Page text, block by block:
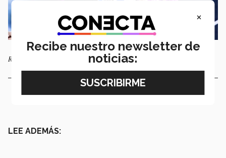
Rebeca Bernal levantó su tercera copa con Rayadas. Foto: Rayadas
LEE ADEMÁS:
×
Recibe nuestro newsletter de
noticias: